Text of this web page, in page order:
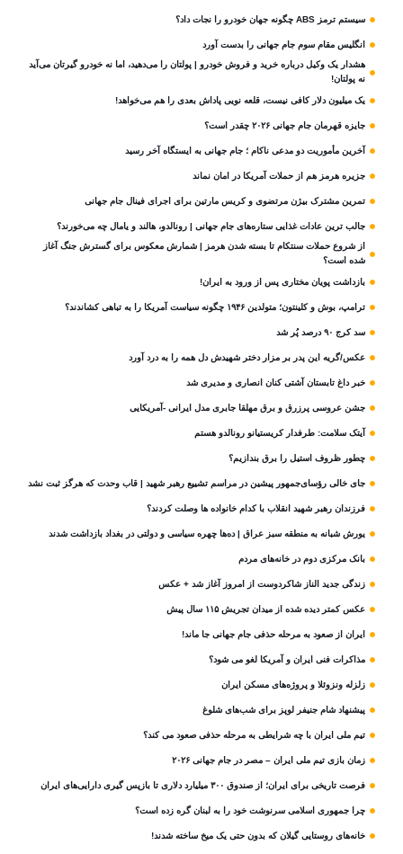
سیستم ترمز ABS چگونه جهان خودرو را نجات داد؟
انگلیس مقام سوم جام‌ جهانی را بدست آورد
هشدار یک وکیل درباره خرید و فروش خودرو | پولتان را می‌دهید، اما نه خودرو گیرتان می‌آید
نه پولتان!
یک میلیون دلار کافی نیست، قلعه‌ نویی پاداش بعدی را هم می‌خواهد!
جایزه قهرمان جام جهانی ۲۰۲۶ چقدر است؟
آخرین مأموریت دو مدعی ناکام ؛ جام جهانی به ایستگاه آخر رسید
جزیره هرمز هم از حملات آمریکا در امان نماند
تمرین مشترک بیژن مرتضوی و کریس مارتین برای اجرای فینال جام جهانی
جالب ترین عادات غذایی ستاره‌های جام جهانی | رونالدو، هالند و یامال چه می‌خورند؟
از شروع حملات سنتکام تا بسته شدن هرمز | شمارش معکوس برای گسترش جنگ آغاز
شده است؟
بازداشت پویان مختاری پس از ورود به ایران!
ترامپ، بوش و کلینتون؛ متولدین ۱۹۴۶ چگونه سیاست آمریکا را به تباهی کشاندند؟
سد کرج ۹۰ درصد پُر شد
عکس/گریه این پدر بر مزار دختر شهیدش دل همه را به درد آورد
خبر داغ تابستان آشتی کنان انصاری و مدیری شد
جشن عروسی پرزرق و برق مهلقا جابری مدل ایرانی -آمریکایی
آیتک سلامت: طرفدار کریستیانو رونالدو هستم
چطور ظروف استیل را برق بندازیم؟
جای خالی رؤسای‌جمهور پیشین در مراسم تشییع رهبر شهید | قاب وحدت که هرگز ثبت نشد
فرزندان رهبر شهید انقلاب با کدام خانواده ها وصلت کردند؟
یورش شبانه به منطقه سبز عراق | ده‌ها چهره سیاسی و دولتی در بغداد بازداشت شدند
بانک مرکزی دوم در خانه‌های مردم
زندگی جدید الناز شاکردوست از امروز آغاز شد + عکس
عکس کمتر دیده شده از میدان تجریش ۱۱۵ سال پیش
ایران از صعود به مرحله حذفی جام جهانی جا ماند!
مذاکرات فنی ایران و آمریکا لغو می شود؟
زلزله ونزوئلا و پروژه‌های مسکن ایران
پیشنهاد شام جنیفر لوپز برای شب‌های شلوغ
تیم ملی ایران با چه شرایطی به مرحله حذفی صعود می کند؟
زمان بازی تیم ملی ایران – مصر در جام جهانی ۲۰۲۶
فرصت تاریخی برای ایران؛ از صندوق ۳۰۰ میلیارد دلاری تا بازپس گیری دارایی‌های ایران
چرا جمهوری اسلامی سرنوشت خود را به لبنان گره زده است؟
خانه‌های روستایی گیلان که بدون حتی یک میخ ساخته شدند!